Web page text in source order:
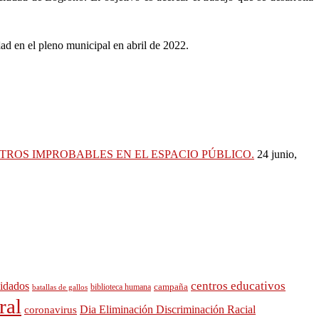
en el pleno municipal en abril de 2022.
IMPROBABLES EN EL ESPACIO PÚBLICO. 24 junio,
batallas de gallos biblioteca humana campaña centros educativos
coronavirus Dia Eliminación Discriminación Racial